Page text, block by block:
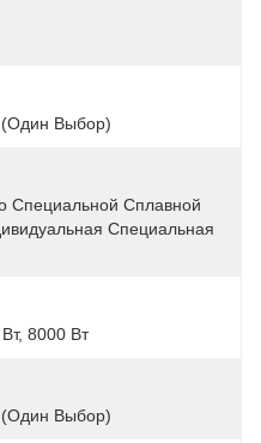
(один Выбор)
Специальной Сплавной
Специальная
8000 Вт
(один Выбор)